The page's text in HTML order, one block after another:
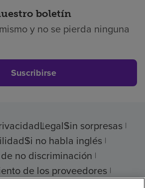
boletín
y no se pierda ninguna
Suscribirse
LegalSin sorpresas
Si no habla inglés
no discriminación
de los proveedores